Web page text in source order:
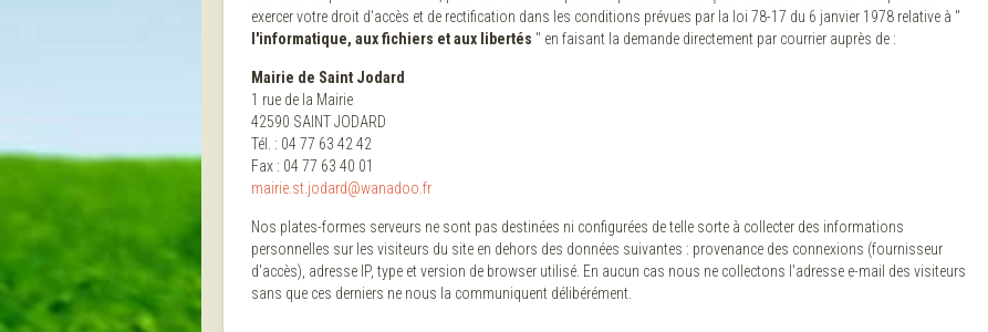
exercer votre droit d'accès et de rectification dans les conditions prévues par la loi 78-17 du 6 janvier 1978 relative à "
l'informatique, aux fichiers et aux libertés " en faisant la demande directement par courrier auprès de :
Mairie de Saint Jodard
1 rue de la Mairie
42590 SAINT JODARD
Tél. : 04 77 63 42 42
Fax : 04 77 63 40 01
mairie.st.jodard@wanadoo.fr
Nos plates-formes serveurs ne sont pas destinées ni configurées de telle sorte à collecter des informations
personnelles sur les visiteurs du site en dehors des données suivantes : provenance des connexions (fournisseur
d'accès), adresse IP, type et version de browser utilisé. En aucun cas nous ne collectons l'adresse e-mail des visiteurs
sans que ces derniers ne nous la communiquent délibérément.